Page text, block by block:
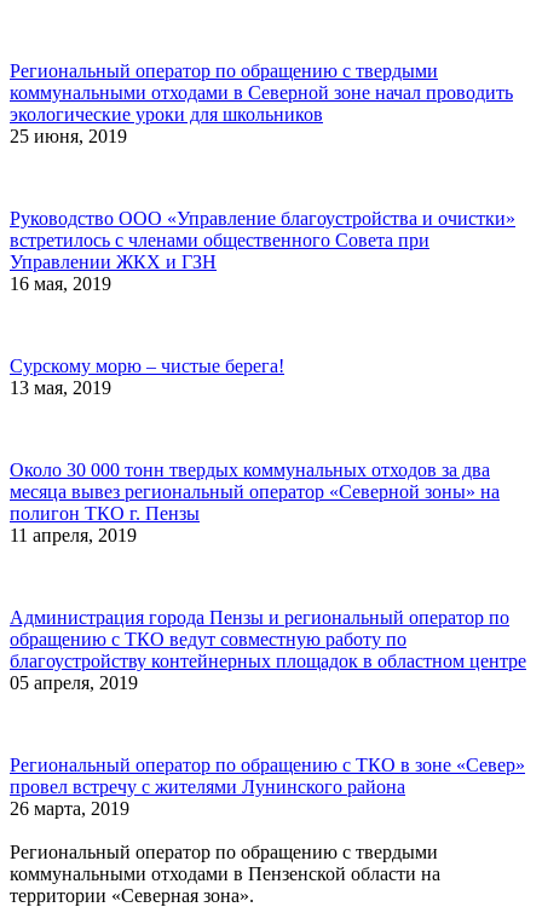
Региональный оператор по обращению с твердыми
коммунальными отходами в Северной зоне начал проводить
экологические уроки для школьников
25 июня, 2019
Руководство ООО «Управление благоустройства и очистки»
встретилось с членами общественного Совета при
Управлении ЖКХ и ГЗН
16 мая, 2019
Сурскому морю – чистые берега!
13 мая, 2019
Около 30 000 тонн твердых коммунальных отходов за два
месяца вывез региональный оператор «Северной зоны» на
полигон ТКО г. Пензы
11 апреля, 2019
Администрация города Пензы и региональный оператор по
обращению с ТКО ведут совместную работу по
благоустройству контейнерных площадок в областном центре
05 апреля, 2019
Региональный оператор по обращению с ТКО в зоне «Север»
провел встречу с жителями Лунинского района
26 марта, 2019
Региональный оператор по обращению с твердыми
коммунальными отходами в Пензенской области на
территории «Северная зона».